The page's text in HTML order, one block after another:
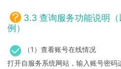
3.3 查询服务功能说明
例）
（1）查看账号在线情况
打开自服务系统网站，输入账号密码